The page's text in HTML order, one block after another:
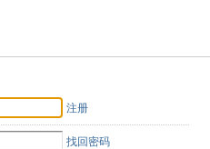
注册
找回密码